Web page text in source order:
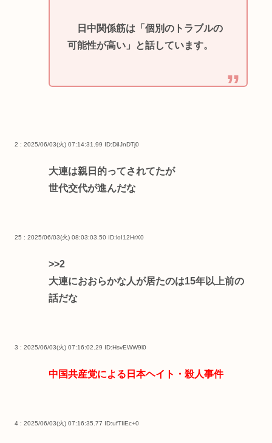
日中関係筋は「個別のトラブルの
可能性が高い」と話しています。
2 : 2025/06/03(火) 07:14:31.99 ID:DiIJnDTj0
大連は親日的ってされてたが
世代交代が進んだな
25 : 2025/06/03(火) 08:03:03.50 ID:loI12HrX0
>>2
大連におおらかな人が居たのは15年以上前の
話だな
3 : 2025/06/03(火) 07:16:02.29 ID:HsvEWW9l0
中国共産党による日本ヘイト・殺人事件
4 : 2025/06/03(火) 07:16:35.77 ID:ufTIiEc+0